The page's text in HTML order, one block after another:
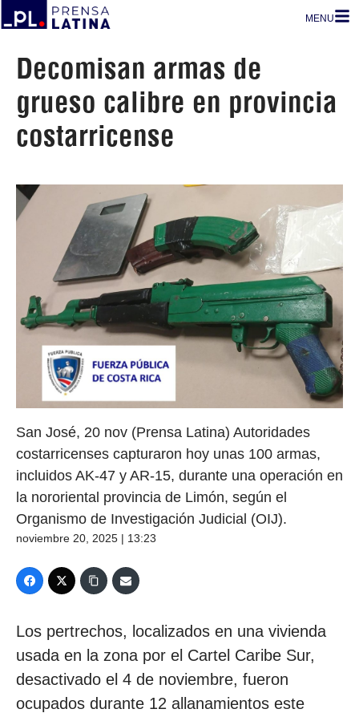
MENU
Decomisan armas de
grueso calibre en provincia
costarricense
San José, 20 nov (Prensa Latina) Autoridades
costarricenses capturaron hoy unas 100 armas,
incluidos AK-47 y AR-15, durante una operación en
la nororiental provincia de Limón, según el
Organismo de Investigación Judicial (OIJ).
noviembre 20, 2025 | 13:23
Los pertrechos, localizados en una vivienda
usada en la zona por el Cartel Caribe Sur,
desactivado el 4 de noviembre, fueron
ocupados durante 12 allanamientos este